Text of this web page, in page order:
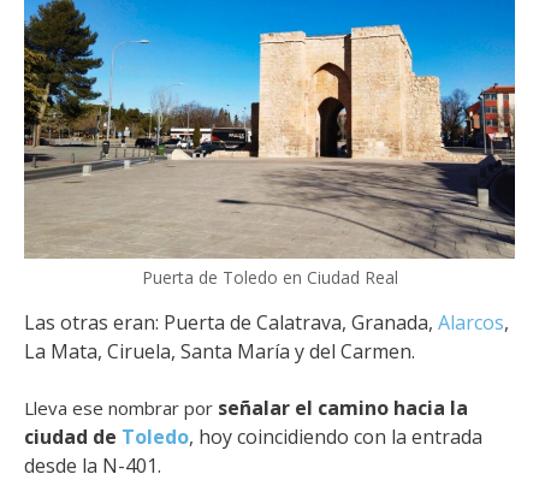
Puerta de Toledo en Ciudad Real
Las otras eran: Puerta de Calatrava, Granada, Alarcos,
La Mata, Ciruela, Santa María y del Carmen.
Lleva ese nombrar por señalar el camino hacia la
ciudad de Toledo, hoy coincidiendo con la entrada
desde la N-401.